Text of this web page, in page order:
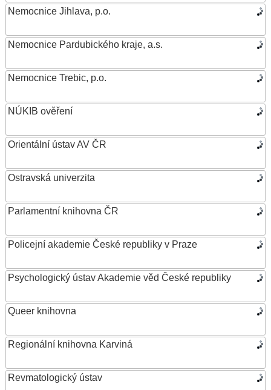
Nemocnice Jihlava, p.o.
Nemocnice Pardubického kraje, a.s.
Nemocnice Trebic, p.o.
NÚKIB ověření
Orientální ústav AV ČR
Ostravská univerzita
Parlamentní knihovna ČR
Policejní akademie České republiky v Praze
Psychologický ústav Akademie věd České republiky
Queer knihovna
Regionální knihovna Karviná
Revmatologický ústav